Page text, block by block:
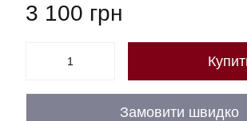
3 100 грн
Замовити швидко